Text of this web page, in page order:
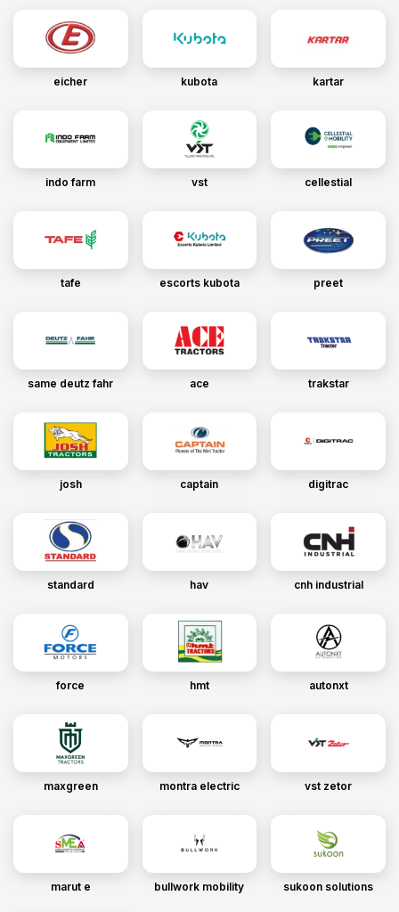
eicher kubota kartar
indo farm vst cellestial
tafe escorts kubota preet
same deutz fahr ace trakstar
josh captain digitrac
standard hav cnh industrial
force hmt autonxt
maxgreen montra electric vst zetor
marut e bullwork mobility sukoon solutions